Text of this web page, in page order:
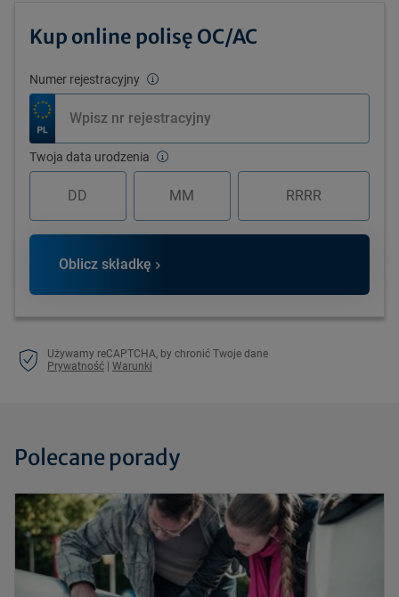
Kup online polisę OC/AC
Numer rejestracyjny
Twoja data urodzenia
Oblicz składkę
Używamy reCAPTCHA, by chronić Twoje dane
Prywatność | Warunki
Polecane porady